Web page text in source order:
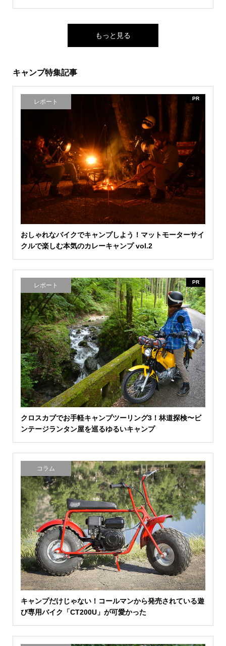
もっと見る
キャンプ特集記事
レポート PR
おしゃれなバイクでキャンプしよう！マットモーターサイ
クルで楽しむ本気のカレーキャンプ vol.2
レポート PR
クロスカブでお手軽キャンプツーリング3！林道探検〜ビ
ンテージランタン屋を巡るゆるいキャンプ
コラム
キャンプだけじゃない！コールマンから発売されている遊
び専用バイク「CT200U」が可愛かった